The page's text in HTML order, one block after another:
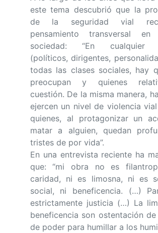
este tema descubrió que la
de la seguridad vial
pensamiento transversal
sociedad: “En cualquier
(políticos, dirigentes,
todas las clases sociales, hay
preocupan y quienes
cuestión. De la misma manera,
ejercen un nivel de violencia
quienes, al protagonizar un
matar a alguien, quedan
tristes de por vida”.
En una entrevista reciente ha
que: “mi obra no es
caridad, ni es limosna, ni es
social, ni beneficencia. (…)
estrictamente justicia (…) La
beneficencia son ostentación
de poder para humillar a los